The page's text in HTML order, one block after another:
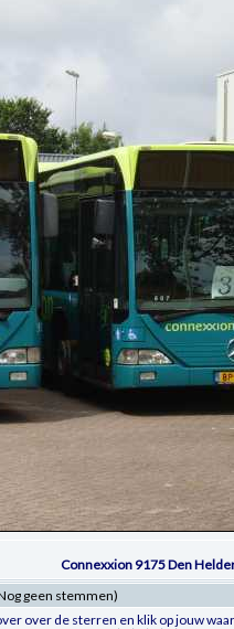
Connexxion 9175 Den
geen stemmen)
over de sterren en klik op jouw